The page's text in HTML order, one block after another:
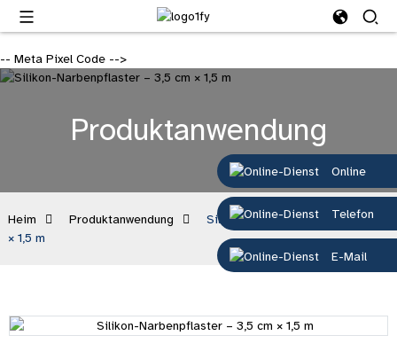
-- Meta Pixel Code -->
Online
Telefon
E-Mail
Produktanwendung
Heim Produktanwendung
Silikon-Narbenpflaster – 3,5 cm
× 1,5 m